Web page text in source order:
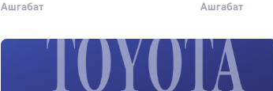
Ашгабат Ашгабат